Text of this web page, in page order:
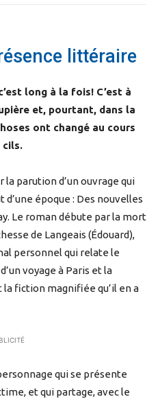
littéraire
long à la fois! C’est à
et, pourtant, dans la
ont changé au cours
cils.
la parution d’un ouvrage qui
époque : Des nouvelles
Le roman débute par la mort
de Langeais (Édouard),
personnel qui relate le
voyage à Paris et la
fiction magnifiée qu’il en a
qui se présente
et qui partage, avec le